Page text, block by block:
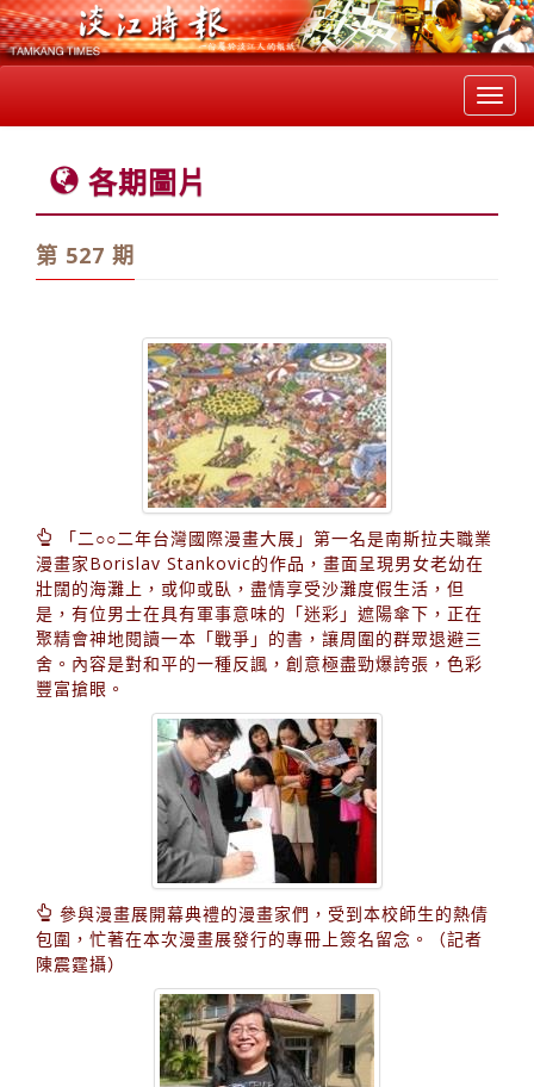
各期圖片
第 527 期
「二○○二年台灣國際漫畫大展」第一名是南斯拉夫職業
漫畫家Borislav Stankovic的作品，畫面呈現男女老幼在
壯闊的海灘上，或仰或臥，盡情享受沙灘度假生活，但
是，有位男士在具有軍事意味的「迷彩」遮陽傘下，正在
聚精會神地閱讀一本「戰爭」的書，讓周圍的群眾退避三
舍。內容是對和平的一種反諷，創意極盡勁爆誇張，色彩
豐富搶眼。
參與漫畫展開幕典禮的漫畫家們，受到本校師生的熱倩
包圍，忙著在本次漫畫展發行的專冊上簽名留念。（記者
陳震霆攝）